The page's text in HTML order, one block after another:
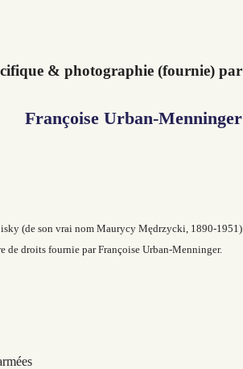
& photographie (fournie) par
Françoise Urban-Menninger
(de son vrai nom Maurycy Mędrzycki, 1890-1951)
de droits fournie par Françoise Urban-Menninger.